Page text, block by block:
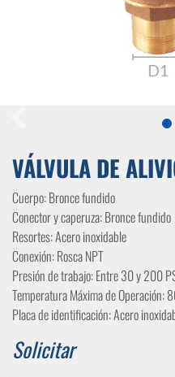
VÁLVULA DE
Cuerpo: Bronce fundido
Conector y caperuza: Bronce fundido
Resortes: Acero inoxidable
Conexión: Rosca NPT
Presión de trabajo: Entre 30 y 200
Temperatura Máxima de Operación:
Placa de identificación: Acero
Solicitar